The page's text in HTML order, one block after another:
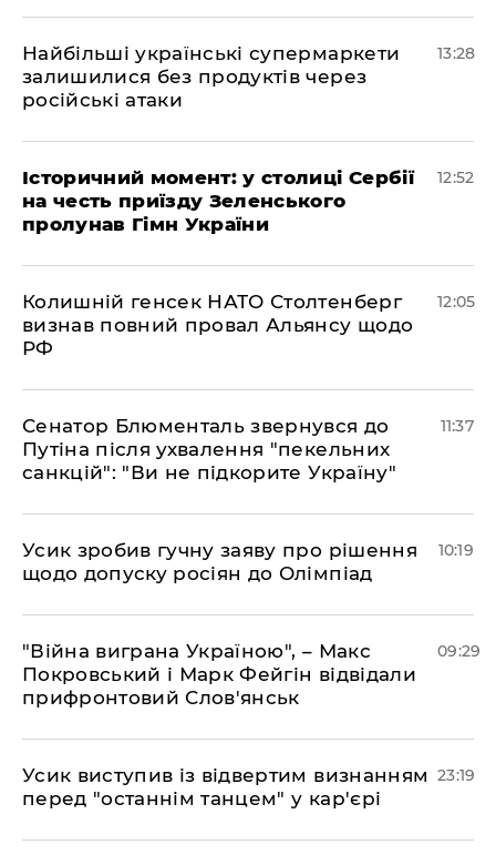
Найбільші українські супермаркети
залишилися без продуктів через
російські атаки
13:28
Історичний момент: у столиці Сербії
на честь приїзду Зеленського
пролунав Гімн України
12:52
Колишній генсек НАТО Столтенберг
визнав повний провал Альянсу щодо
РФ
12:05
Сенатор Блюменталь звернувся до
Путіна після ухвалення "пекельних
санкцій": "Ви не підкорите Україну"
11:37
Усик зробив гучну заяву про рішення
щодо допуску росіян до Олімпіад
10:19
"Війна виграна Україною", – Макс
Покровський і Марк Фейгін відвідали
прифронтовий Слов'янськ
09:29
​Усик виступив із відвертим визнанням
перед "останнім танцем" у кар'єрі
23:19